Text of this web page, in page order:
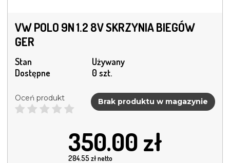
VW POLO 9N 1.2 8V SKRZYNIA BIEGÓW
GER
Stan
Używany
Dostępne
0 szt.
Oceń produkt Brak produktu w magazynie
350.00 zł
284.55zł netto